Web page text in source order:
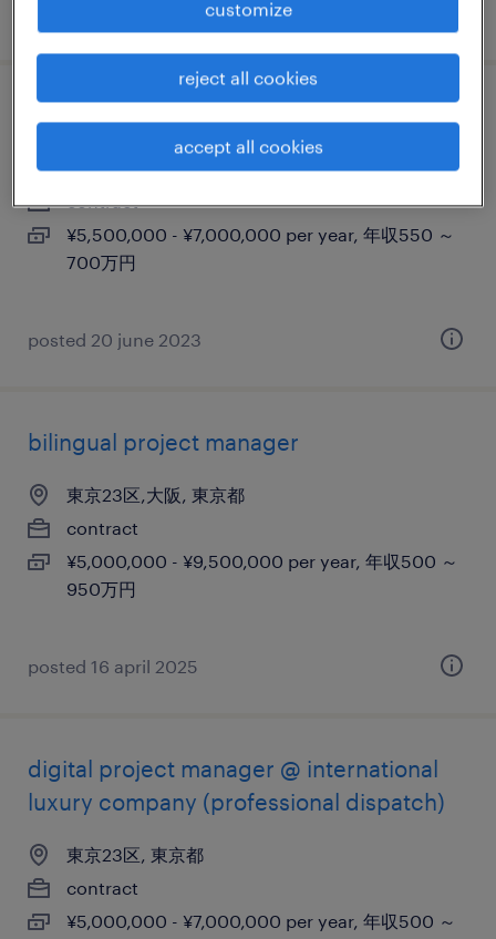
posted 28 march 2025
プロフェシュナル派遣 pcs - hr ops
東京23区, 東京都
contract
¥5,500,000 - ¥7,000,000 per year, 年収550 ～
700万円
posted 20 june 2023
bilingual project manager
東京23区,大阪, 東京都
contract
¥5,000,000 - ¥9,500,000 per year, 年収500 ～
950万円
posted 16 april 2025
digital project manager @ international
luxury company (professional dispatch)
東京23区, 東京都
contract
¥5,000,000 - ¥7,000,000 per year, 年収500 ～
customize
reject all cookies
accept all cookies